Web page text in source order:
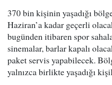
370 bin kişinin yaşadığı
Haziran’a kadar geçerli
bugünden itibaren spor
sinemalar, barlar kapalı
paket servis yapabilecek.
yalnızca birlikte yaşadığı